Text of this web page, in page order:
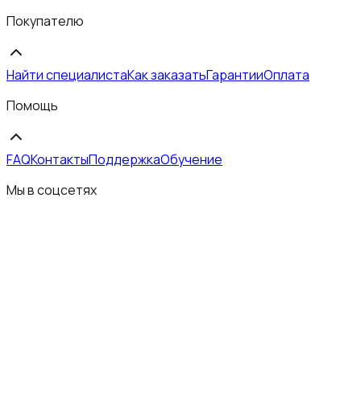
Покупателю
Найти специалистаКак заказатьГарантииОплата
Помощь
FAQКонтактыПоддержкаОбучение
Мы в соцсетях